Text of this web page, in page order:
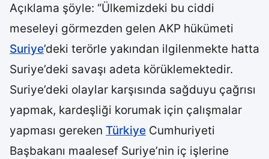
Açıklama şöyle: “Ülkemizdeki bu ciddi
meseleyi görmezden gelen AKP hükümeti
Suriye’deki terörle yakından ilgilenmekte hatta
Suriye’deki savaşı adeta körüklemektedir.
Suriye’deki olaylar karşısında sağduyu çağrısı
yapmak, kardeşliği korumak için çalışmalar
yapması gereken Türkiye Cumhuriyeti
Başbakanı maalesef Suriye’nin iç işlerine